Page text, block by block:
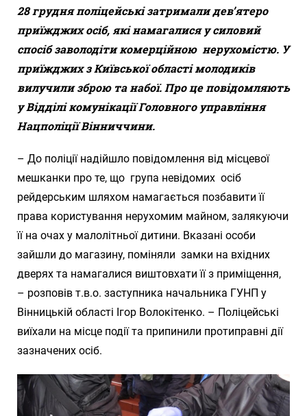
28 грудня поліцейські затримали дев’ятеро
приїжджих осіб, які намагалися у силовий
спосіб заволодіти комерційною нерухомістю. У
приїжджих з Київської області молодиків
вилучили зброю та набої. Про це повідомляють
у Відділі комунікації Головного управління
Нацполіції Вінниччини.
– До поліції надійшло повідомлення від місцевої
мешканки про те, що група невідомих осіб
рейдерським шляхом намагається позбавити її
права користування нерухомим майном, залякуючи
її на очах у малолітньої дитини. Вказані особи
зайшли до магазину, поміняли замки на вхідних
дверях та намагалися виштовхати її з приміщення,
– розповів т.в.о. заступника начальника ГУНП у
Вінницькій області Ігор Волокітенко. – Поліцейські
виїхали на місце події та припинили протиправні дії
зазначених осіб.